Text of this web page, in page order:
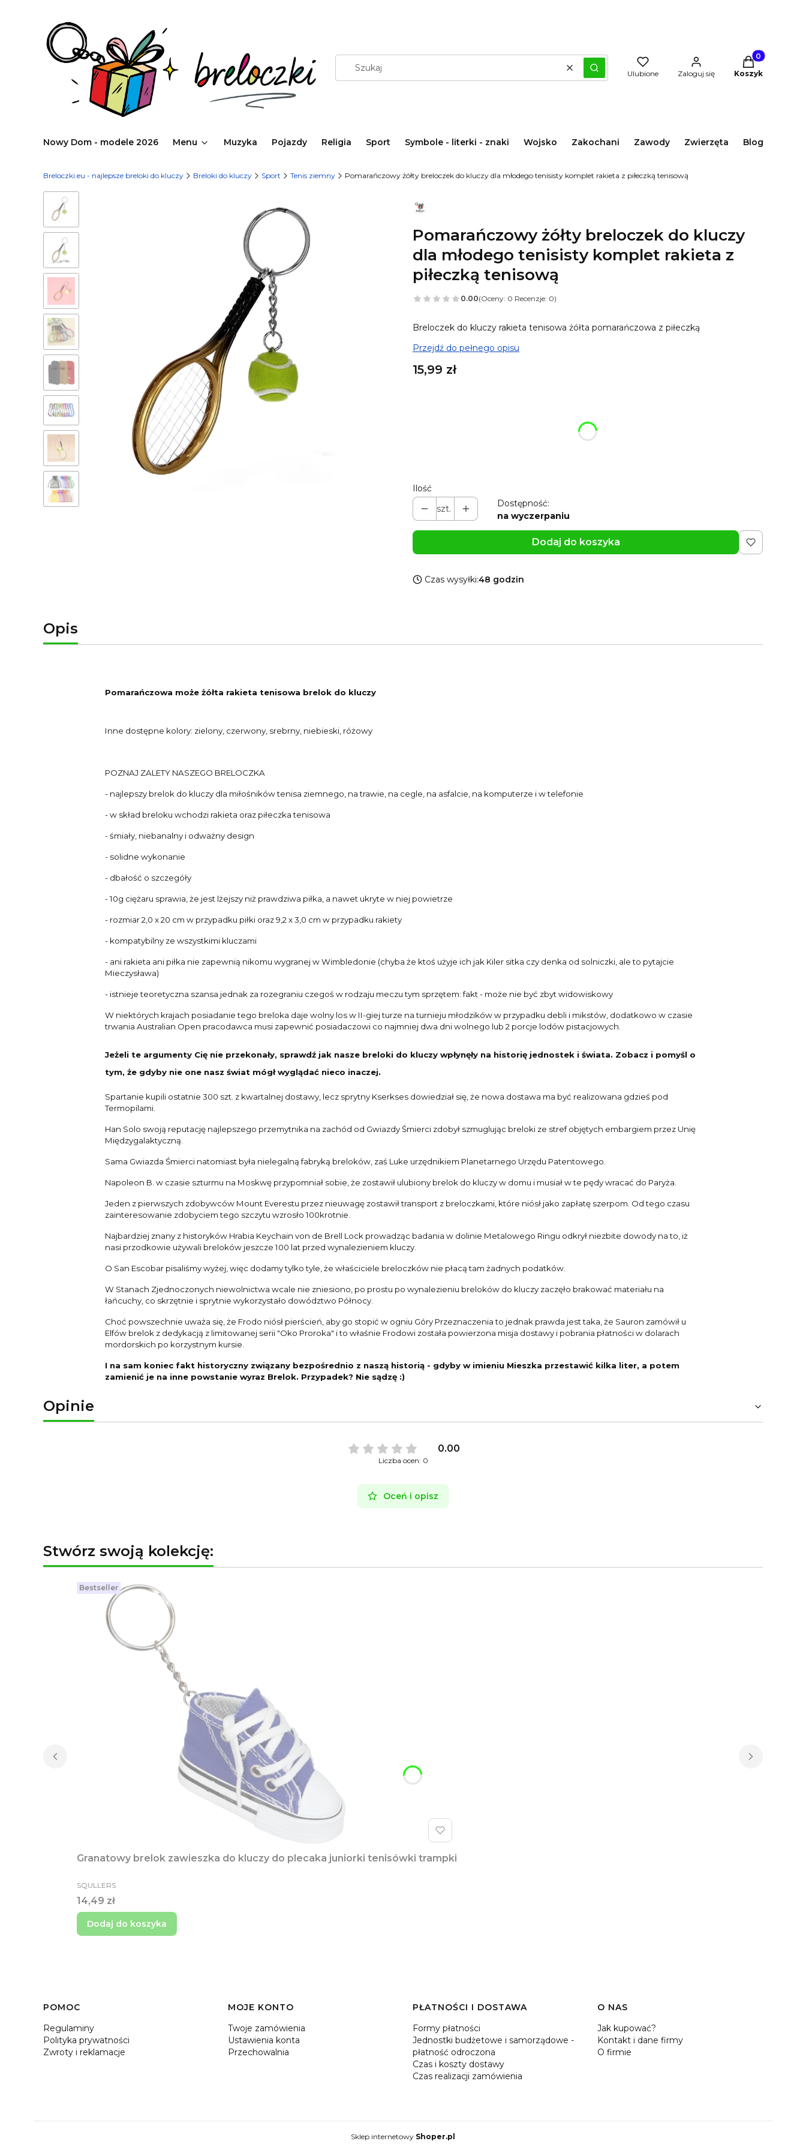
WyczyśćSzukaj Ulubione Zaloguj się
Produkty w
Koszyk
Nowy Dom - modele 2026 Menu Muzyka Pojazdy Religia Sport Symbole - literki - znaki Wojsko Zakochani Zawody Zwierzęta Blog
Breloczki.eu - najlepsze breloki do kluczy Breloki do kluczy Sport Tenis ziemny Pomarańczowy żółty breloczek do kluczy dla młodego tenisisty komplet rakieta z piłeczką tenisową
Pomarańczowy żółty breloczek do kluczy
dla młodego tenisisty komplet rakieta z
piłeczką tenisową
0.00(Oceny: 0 Recenzje: 0)
Breloczek do kluczy rakieta tenisowa żółta pomarańczowa z piłeczką
Przejdź do pełnego opisu
Cena
15,99 zł
Poszczególne warianty mogą różnić się ceną
Ilość
szt.
Dostępność:
na wyczerpaniu
Dodaj do koszyka
Czas wysyłki:48 godzin
Opis
Pomarańczowa może żółta rakieta tenisowa brelok do kluczy
Inne dostępne kolory: zielony, czerwony, srebrny, niebieski, różowy
POZNAJ ZALETY NASZEGO BRELOCZKA
- najlepszy brelok do kluczy dla miłośników tenisa ziemnego, na trawie, na cegle, na asfalcie, na komputerze i w telefonie
- w skład breloku wchodzi rakieta oraz piłeczka tenisowa
- śmiały, niebanalny i odważny design
- solidne wykonanie
- dbałość o szczegóły
- 10g ciężaru sprawia, że jest lżejszy niż prawdziwa piłka, a nawet ukryte w niej powietrze
- rozmiar 2,0 x 20 cm w przypadku piłki oraz 9,2 x 3,0 cm w przypadku rakiety
- kompatybilny ze wszystkimi kluczami
- ani rakieta ani piłka nie zapewnią nikomu wygranej w Wimbledonie (chyba że ktoś użyje ich jak Kiler sitka czy denka od solniczki, ale to pytajcie
Mieczysława)
- istnieje teoretyczna szansa jednak za rozegraniu czegoś w rodzaju meczu tym sprzętem: fakt - może nie być zbyt widowiskowy
W niektórych krajach posiadanie tego breloka daje wolny los w II-giej turze na turnieju młodzików w przypadku debli i mikstów, dodatkowo w czasie
trwania Australian Open pracodawca musi zapewnić posiadaczowi co najmniej dwa dni wolnego lub 2 porcje lodów pistacjowych.
Jeżeli te argumenty Cię nie przekonały, sprawdź jak nasze breloki do kluczy wpłynęły na historię jednostek i świata. Zobacz i pomyśl o
tym, że gdyby nie one nasz świat mógł wyglądać nieco inaczej.
Spartanie kupili ostatnie 300 szt. z kwartalnej dostawy, lecz sprytny Kserkses dowiedział się, że nowa dostawa ma być realizowana gdzieś pod
Termopilami.
Han Solo swoją reputację najlepszego przemytnika na zachód od Gwiazdy Śmierci zdobył szmuglując breloki ze stref objętych embargiem przez Unię
Międzygalaktyczną.
Sama Gwiazda Śmierci natomiast była nielegalną fabryką breloków, zaś Luke urzędnikiem Planetarnego Urzędu Patentowego.
Napoleon B. w czasie szturmu na Moskwę przypomniał sobie, że zostawił ulubiony brelok do kluczy w domu i musiał w te pędy wracać do Paryża.
Jeden z pierwszych zdobywców Mount Everestu przez nieuwagę zostawił transport z breloczkami, które niósł jako zapłatę szerpom. Od tego czasu
zainteresowanie zdobyciem tego szczytu wzrosło 100krotnie.
Najbardziej znany z historyków Hrabia Keychain von de Brell Lock prowadząc badania w dolinie Metalowego Ringu odkrył niezbite dowody na to, iż
nasi przodkowie używali breloków jeszcze 100 lat przed wynalezieniem kluczy.
O San Escobar pisaliśmy wyżej, więc dodamy tylko tyle, że właściciele breloczków nie płacą tam żadnych podatków.
W Stanach Zjednoczonych niewolnictwa wcale nie zniesiono, po prostu po wynalezieniu breloków do kluczy zaczęło brakować materiału na
łańcuchy, co skrzętnie i sprytnie wykorzystało dowództwo Północy.
Choć powszechnie uważa się, że Frodo niósł pierścień, aby go stopić w ogniu Góry Przeznaczenia to jednak prawda jest taka, że Sauron zamówił u
Elfów brelok z dedykacją z limitowanej serii "Oko Proroka" i to właśnie Frodowi została powierzona misja dostawy i pobrania płatności w dolarach
mordorskich po korzystnym kursie.
I na sam koniec fakt historyczny związany bezpośrednio z naszą historią - gdyby w imieniu Mieszka przestawić kilka liter, a potem
zamienić je na inne powstanie wyraz Brelok. Przypadek? Nie sądzę :)
Opinie
0.00
Liczba ocen: 0
Oceń i opisz
Stwórz swoją kolekcję:
Bestseller
Granatowy brelok zawieszka do kluczy do plecaka juniorki tenisówki trampki
PRODUCENT
SQULLERS
Cena
14,49 zł
Dodaj do koszyka
Linki w stopce
POMOC
Regulaminy
Polityka prywatności
Zwroty i reklamacje
MOJE KONTO
Twoje zamówienia
Ustawienia konta
Przechowalnia
PŁATNOŚCI I DOSTAWA
Formy płatności
Jednostki budżetowe i samorządowe -
płatność odroczona
Czas i koszty dostawy
Czas realizacji zamówienia
O NAS
Jak kupować?
Kontakt i dane firmy
O firmie
Sklep internetowy Shoper.pl